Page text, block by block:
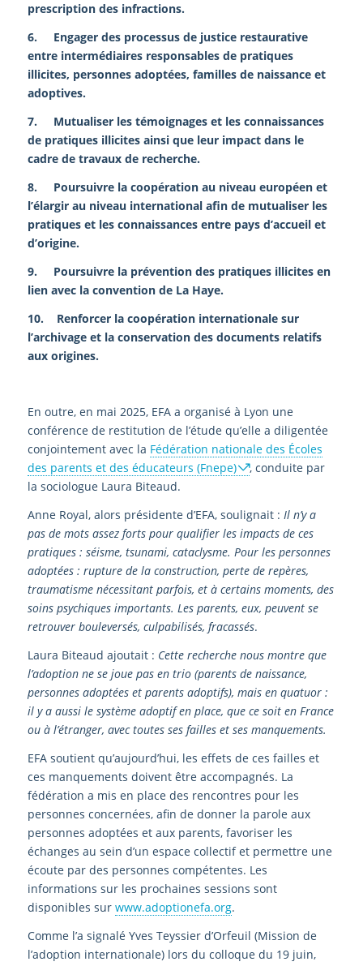
prescription des infractions.
6. Engager des processus de justice restaurative
entre intermédiaires responsables de pratiques
illicites, personnes adoptées, familles de naissance et
adoptives.
7. Mutualiser les témoignages et les connaissances
de pratiques illicites ainsi que leur impact dans le
cadre de travaux de recherche.
8. Poursuivre la coopération au niveau européen et
l’élargir au niveau international afin de mutualiser les
pratiques et les connaissances entre pays d’accueil et
d’origine.
9. Poursuivre la prévention des pratiques illicites en
lien avec la convention de La Haye.
10. Renforcer la coopération internationale sur
l’archivage et la conservation des documents relatifs
aux origines.
En outre, en mai 2025, EFA a organisé à Lyon une
conférence de restitution de l’étude qu’elle a diligentée
conjointement avec la Fédération nationale des Écoles
des parents et des éducateurs (Fnepe)
, conduite par
la sociologue Laura Biteaud.
Anne Royal, alors présidente d’EFA, soulignait : Il n’y a
pas de mots assez forts pour qualifier les impacts de ces
pratiques : séisme, tsunami, cataclysme. Pour les personnes
adoptées : rupture de la construction, perte de repères,
traumatisme nécessitant parfois, et à certains moments, des
soins psychiques importants. Les parents, eux, peuvent se
retrouver bouleversés, culpabilisés, fracassés.
Laura Biteaud ajoutait : Cette recherche nous montre que
l’adoption ne se joue pas en trio (parents de naissance,
personnes adoptées et parents adoptifs), mais en quatuor :
il y a aussi le système adoptif en place, que ce soit en France
ou à l’étranger, avec toutes ses failles et ses manquements.
EFA soutient qu’aujourd’hui, les effets de ces failles et
ces manquements doivent être accompagnés. La
fédération a mis en place des rencontres pour les
personnes concernées, afin de donner la parole aux
personnes adoptées et aux parents, favoriser les
échanges au sein d’un espace collectif et permettre une
écoute par des personnes compétentes. Les
informations sur les prochaines sessions sont
disponibles sur www.adoptionefa.org.
Comme l’a signalé Yves Teyssier d’Orfeuil (Mission de
l’adoption internationale) lors du colloque du 19 juin,